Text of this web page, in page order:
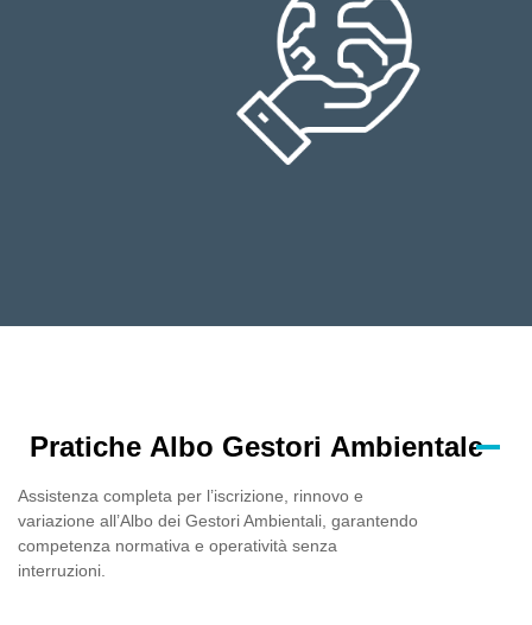
Pratiche Albo Gestori Ambientale
Assistenza completa per l’iscrizione, rinnovo e
variazione all’Albo dei Gestori Ambientali, garantendo
competenza normativa e operatività senza
interruzioni.